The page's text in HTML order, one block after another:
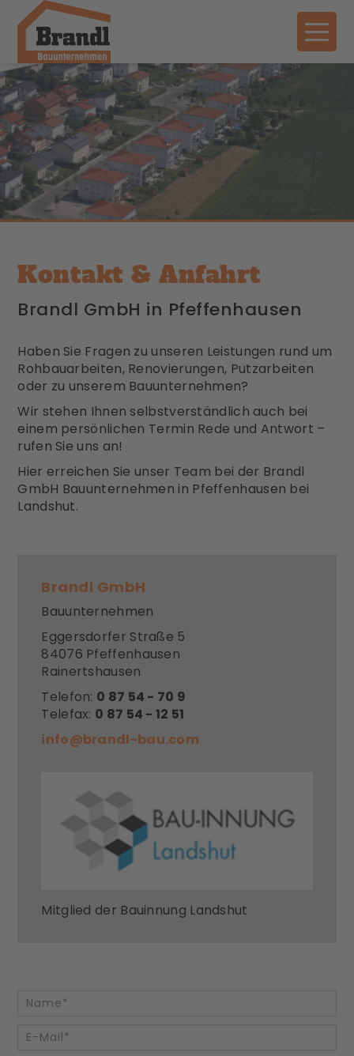
Kontakt & Anfahrt
Brandl GmbH in Pfeffenhausen
Haben Sie Fragen zu unseren Leistungen rund um
Rohbauarbeiten, Renovierungen, Putzarbeiten
oder zu unserem Bauunternehmen?
Wir stehen Ihnen selbstverständlich auch bei
einem persönlichen Termin Rede und Antwort –
rufen Sie uns an!
Hier erreichen Sie unser Team bei der Brandl
GmbH Bauunternehmen in Pfeffenhausen bei
Landshut.
Brandl GmbH
Bauunternehmen
Eggersdorfer Straße 5
84076 Pfeffenhausen
Rainertshausen
Telefon: 0 87 54 - 70 9
Telefax: 0 87 54 - 12 51
info@brandl-bau.com
Mitglied der Bauinnung Landshut